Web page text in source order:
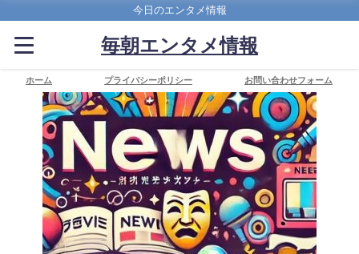
今日のエンタメ情報
毎朝エンタメ情報
ホーム プライバシーポリシー お問い合わせフォーム